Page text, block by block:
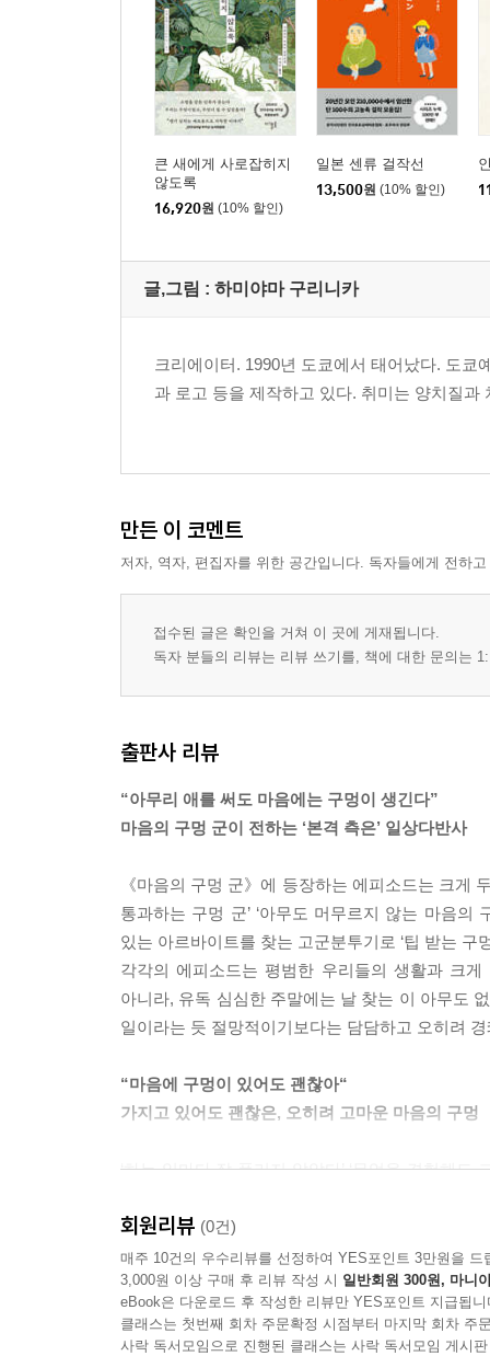
큰 새에게 사로잡히지
않도록
16,920원 (10% 할인)
일본 센류 걸작선
13,500원 (10% 할인)
글,그림 : 하미야마 구리니카
크리에이터. 1990년 도쿄에서 태어났다. 도
과 로고 등을 제작하고 있다. 취미는 양치질과
만든 이 코멘트
저자, 역자, 편집자를 위한 공간입니다. 독자들에게 전하
접수된 글은 확인을 거쳐 이 곳에 게재됩니다.
독자 분들의 리뷰는 리뷰 쓰기를, 책에 대한 문의는
출판사 리뷰
“아무리 애를 써도 마음에는 구멍이 생긴다”
마음의 구멍 군이 전하는 ‘본격 측은’ 일상다반사
《마음의 구멍 군》에 등장하는 에피소드는 크게
통과하는 구멍 군’ ‘아무도 머무르지 않는 마음의
있는 아르바이트를 찾는 고군분투기로 ‘팁 받는 구
각각의 에피소드는 평범한 우리들의 생활과 크
아니라, 유독 심심한 주말에는 날 찾는 이 아무도
일이라는 듯 절망적이기보다는 담담하고 오히려
“마음에 구멍이 있어도 괜찮아“
가지고 있어도 괜찮은, 오히려 고마운 마음의 구멍
‘하는 일마다 잘 풀리지 않았다’ ‘무엇을 경험해도
구멍은 메워지지 않았다. 오히려 생활이 안정됨으
이 책의 작가 하미야마 구리니카는 자신의 지난
않은 길을 걸어왔다고. 그랬기에 구멍 군이라는
‘마음에 구멍이 있어도 괜찮아’라는 결론에 도달
사람들은 크든 적든 마음의 구멍을 가지고 살
회원리뷰 (0건)
매주 10건의 우수리뷰를 선정하여 YES포인트 3만원을 드
3,000원 이상 구매 후 리뷰 작성 시 일반회원 300원, 마니
eBook은 다운로드 후 작성한 리뷰만 YES포인트 지급됩니
클래스는 첫번째 회차 주문확정 시점부터 마지막 회차 주
사락 독서모임으로 진행된 클래스는 사락 독서모임 게시